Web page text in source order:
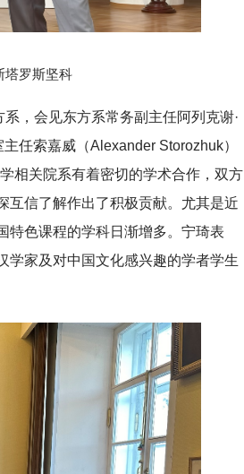
塔罗斯坚科
，会见东方系常务副主任阿列克谢·
任索嘉威（Alexander Storozhuk）
相关院系有着密切的学术合作，双方
互信了解作出了积极贡献。尤其是近
特色课程的学科日渐增多。宁琦表
学家及对中国文化感兴趣的学者学生